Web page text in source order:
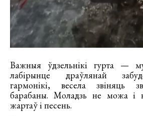
Важныя ўдзельнікі гурта —
лабірынце драўлянай
гармонікі, весела звіняць
барабаны. Моладзь не можа і
жартаў і песень.